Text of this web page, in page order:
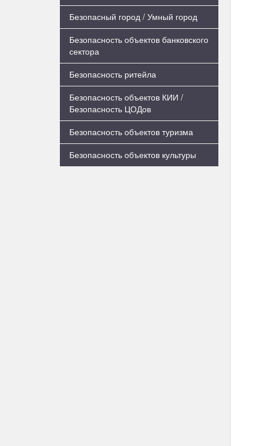
Безопасный город / Умный город
Безопасность объектов банковского
сектора
Безопасность ритейла
Безопасность объектов КИИ /
Безопасность ЦОДов
Безопасность объектов туризма
Безопасность объектов культуры